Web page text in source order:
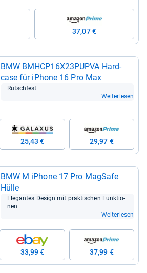
37,07 €
BMW BMHCP16X23PUPVA Hard­
case für iPhone 16 Pro Max
Rutsch­fest
Weiterlesen
25,43 € 29,97 €
BMW M iPhone 17 Pro Mag­Safe
Hülle
Ele­gan­tes Design mit prak­ti­schen Funk­tio­
nen
Weiterlesen
33,99 € 37,99 €